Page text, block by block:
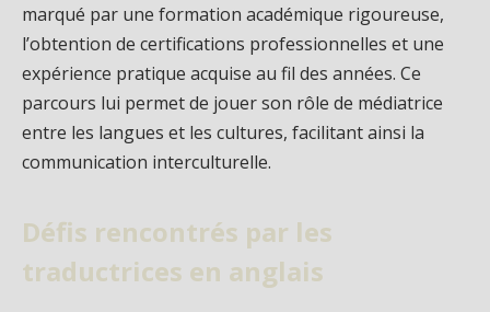
marqué par une formation académique rigoureuse,
l’obtention de certifications professionnelles et une
expérience pratique acquise au fil des années. Ce
parcours lui permet de jouer son rôle de médiatrice
entre les langues et les cultures, facilitant ainsi la
communication interculturelle.
Défis rencontrés par les
traductrices en anglais